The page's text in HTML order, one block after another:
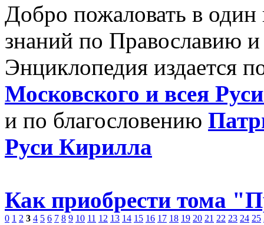
Добро пожаловать в
знаний по Православию
Энциклопедия издается
Московского и всея
и по благословению
Руси Кирилла
Как приобрести тома
0 1 2 3 4 5 6 7 8 9 10 11 12 13 14 15 16 17 18 19 20 21 22 23 24 25